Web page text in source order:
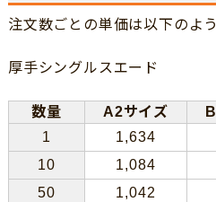
注文数ごとの単価は以下のよ
厚手シングルスエード
数量 A2サイズ
1
1,634
10
1,084
50
1,042